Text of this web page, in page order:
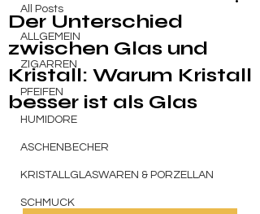
All Posts
ALLGEMEIN
ZIGARREN
PFEIFEN
HUMIDORE
ASCHENBECHER
KRISTALLGLASWAREN & PORZELLAN
SCHMUCK
Der Unterschied
zwischen Glas und
Kristall: Warum Kristall
besser ist als Glas